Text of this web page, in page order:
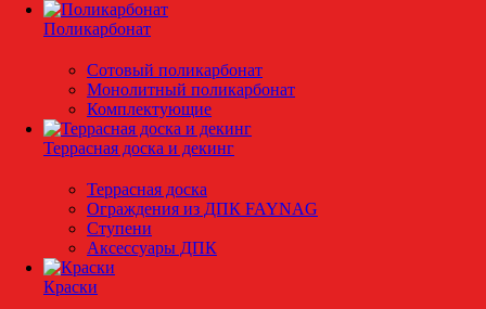
Поликарбонат
Сотовый поликарбонат
Монолитный поликарбонат
Комплектующие
Террасная доска и декинг
Террасная доска
Ограждения из ДПК FAYNAG
Ступени
Аксессуары ДПК
Краски